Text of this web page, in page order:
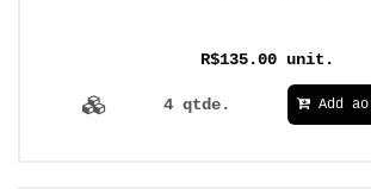
R$135.00 unit.
4 qtde. Add